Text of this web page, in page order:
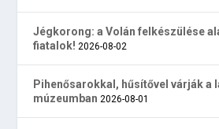
Jégkorong: a Volán felkészülése
fiatalok! 2026-08-02
Pihenősarokkal, hűsítővel várják a
múzeumban 2026-08-01